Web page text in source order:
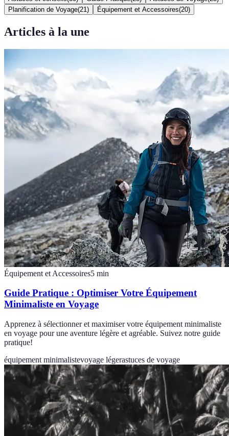
Planification de Voyage(21 ) Équipement et Accessoires(20)
Articles à la une
Équipement et Accessoires5 min
Guide Pratique : Optimiser Votre Équipement
Minimaliste en Voyage
Apprenez à sélectionner et maximiser votre équipement minimaliste
en voyage pour une aventure légère et agréable. Suivez notre guide
pratique!
équipement minimalistevoyage légerastuces de voyage